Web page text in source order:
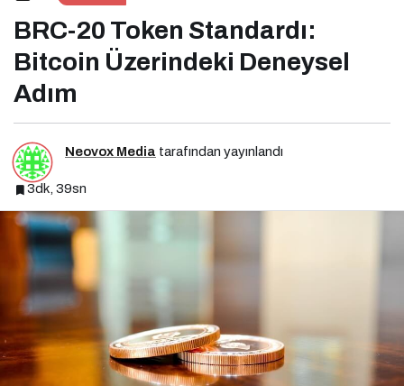
BRC-20 Token Standardı:
Bitcoin Üzerindeki Deneysel
Adım
Neovox Media tarafından yayınlandı
3dk, 39sn